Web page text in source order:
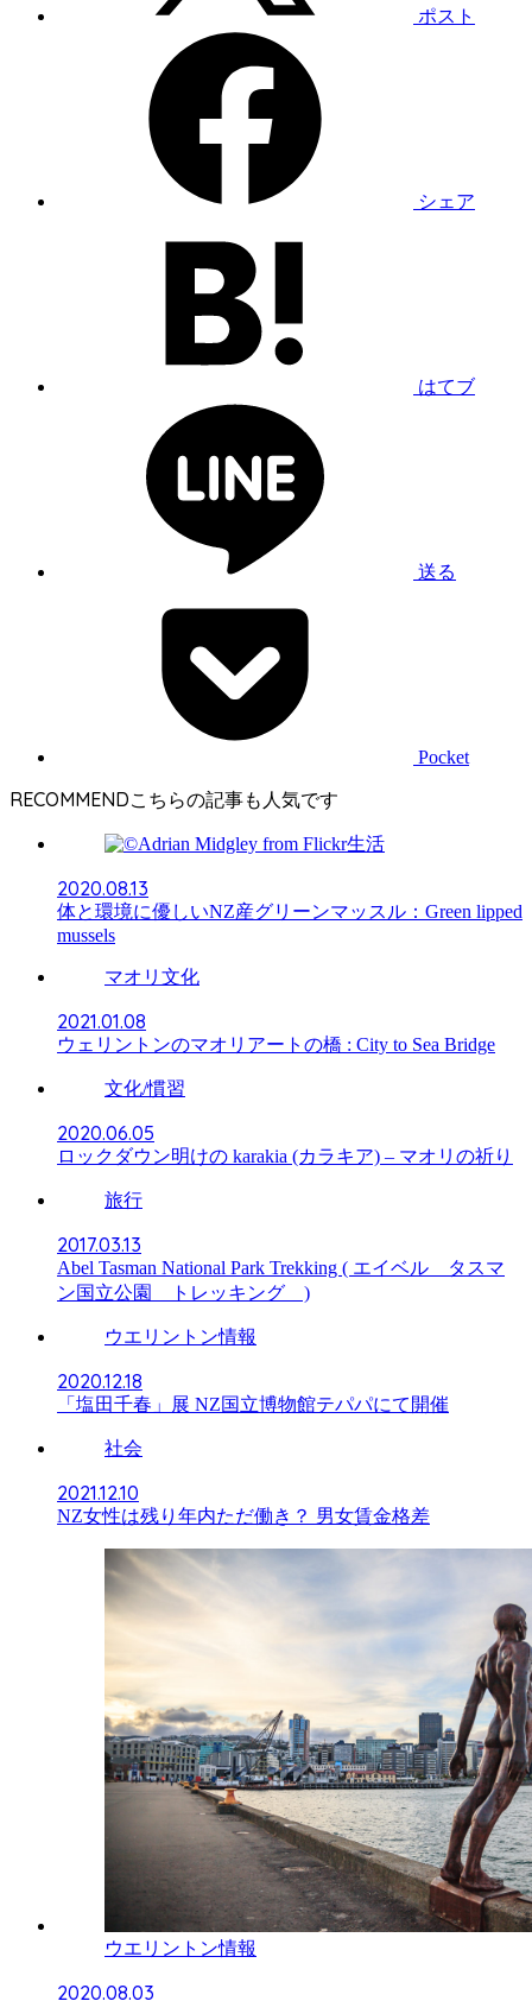
ポスト
シェア
はてブ
送る
Pocket
RECOMMEND
生活
2020.08.13
体と環境に優しいNZ産グリーンマッスル：Green lipped
mussels
マオリ文化
2021.01.08
ウェリントンのマオリアートの橋 : City to Sea Bridge
文化/慣習
2020.06.05
ロックダウン明けの karakia (カラキア) – マオリの祈り
旅行
2017.03.13
Abel Tasman National Park Trekking ( エイベル タスマ
ン国立公園 トレッキング )
ウエリントン情報
2020.12.18
「塩田千春」展 NZ国立博物館テパパにて開催
社会
2021.12.10
NZ女性は残り年内ただ働き？ 男女賃金格差
ウエリントン情報
2020.08.03